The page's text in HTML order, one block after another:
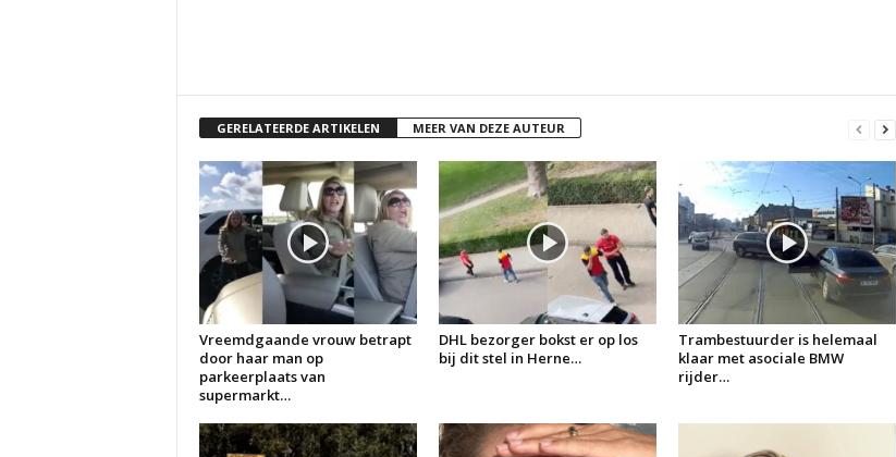
GERELATEERDE ARTIKELEN MEER VAN DEZE AUTEUR
Vreemdgaande vrouw betrapt
door haar man op
parkeerplaats van
supermarkt…
DHL bezorger bokst er op los
bij dit stel in Herne…
Trambestuurder is helemaal
klaar met asociale BMW
rijder…